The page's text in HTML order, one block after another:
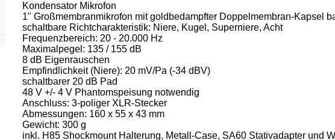
Kondensator Mikrofon
1" Großmembranmikrofon mit goldbedampfter Doppelmembran-Kapsel
schaltbare Richtcharakteristik: Niere, Kugel, Superniere, Acht
Frequenzbereich: 20 - 20.000 Hz
Maximalpegel: 135 / 155 dB
8 dB Eigenrauschen
Empfindlichkeit (Niere): 20 mV/Pa (-34 dBV)
schaltbarer 20 dB Pad
48 V +/- 4 V Phantomspeisung notwendig
Anschluss: 3-poliger XLR-Stecker
Abmessungen: 160 x 55 x 43 mm
Gewicht: 300 g
inkl. H85 Shockmount Halterung, Metall-Case, SA60 Stativadapter und